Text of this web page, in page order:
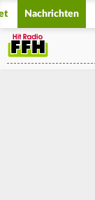
Nachrichten